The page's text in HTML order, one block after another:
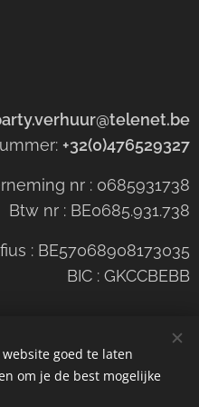
+32(0)476529327
nr : 0685931738
Btw nr : BE0685.931.738
: BE57068908173035
BIC : GKCCBEBB
goed te laten
om je de best mogelijke